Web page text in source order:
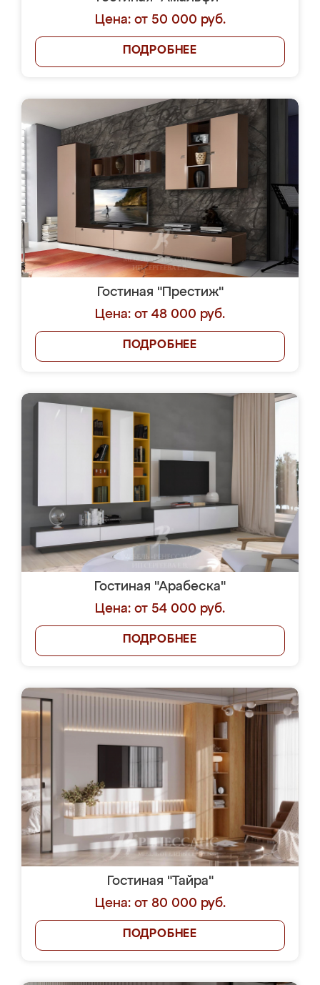
Цена: от 50 000 руб.
ПОДРОБНЕЕ
Гостиная "Престиж"
Цена: от 48 000 руб.
ПОДРОБНЕЕ
Гостиная "Арабеска"
Цена: от 54 000 руб.
ПОДРОБНЕЕ
Гостиная "Тайра"
Цена: от 80 000 руб.
ПОДРОБНЕЕ